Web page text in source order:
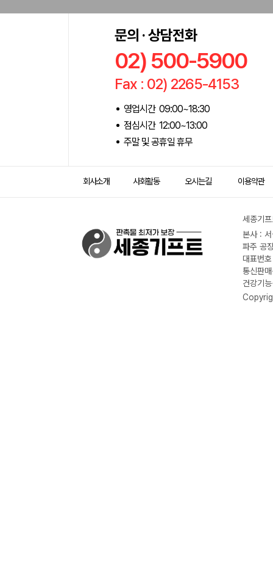
문의 · 상담전화
02) 500-5900
Fax : 02) 2265-4153
영업시간 09:00~18:30
점심시간 12:00~13:00
주말 및 공휴일 휴무
회사소개 사회활동 오시는길 이용약관
세종기
본사 :
파주 공
대표번
통신판
건강기